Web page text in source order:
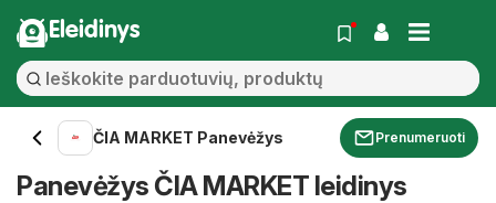
Eleidinys
ČIA MARKET Panevėžys Prenumeruoti
Panevėžys ČIA MARKET leidinys